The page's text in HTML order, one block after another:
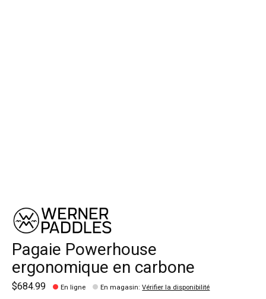
Pagaie Powerhouse
ergonomique en carbone
$684.99 En ligne En magasin:Vérifier la disponibilité